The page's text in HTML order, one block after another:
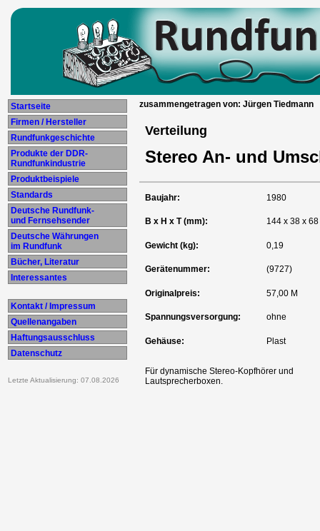
Startseite
Firmen / Hersteller
Rundfunkgeschichte
Produkte der DDR-
Rundfunkindustrie
Produktbeispiele
Standards
Deutsche Rundfunk-
und Fernsehsender
Deutsche Währungen
im Rundfunk
Bücher, Literatur
Interessantes
Kontakt / Impressum
Quellenangaben
Haftungsausschluss
Datenschutz
Letzte Aktualisierung: 07.08.2026
zusammengetragen von: Jürgen Tiedmann
Verteilung
Stereo An- und
Baujahr: 1980
B x H x T (mm): 144 x 38 x 68
Gewicht (kg): 0,19
Gerätenummer: (9727)
Originalpreis: 57,00 M
Spannungsversorgung: ohne
Gehäuse: Plast
Für dynamische Stereo-Kopfhörer und
Lautsprecherboxen.